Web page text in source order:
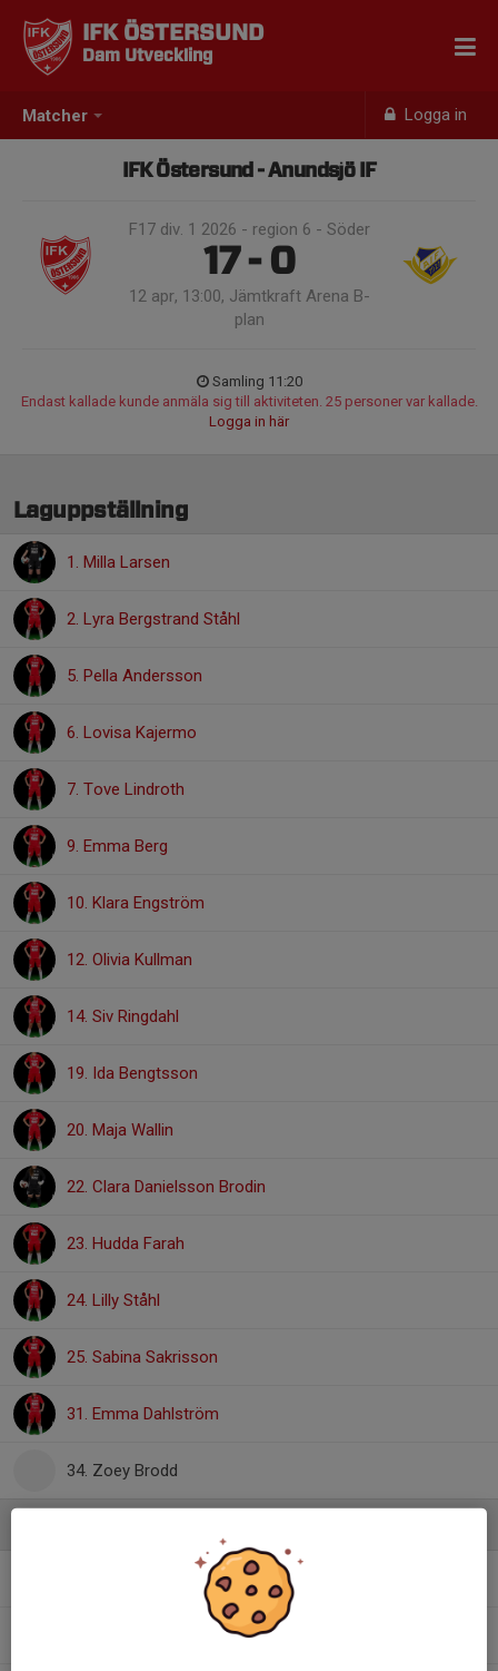
Matcher Logga in
IFK ÖSTERSUND
Dam Utveckling
IFK Östersund - Anundsjö IF
F17 div. 1 2026 - region 6 - Söder
17 - 0
12 apr, 13:00, Jämtkraft Arena B-
plan
Samling 11:20
Endast kallade kunde anmäla sig till aktiviteten. 25 personer var kallade.
Logga in här
Laguppställning
1. Milla Larsen
2. Lyra Bergstrand Ståhl
5. Pella Andersson
6. Lovisa Kajermo
7. Tove Lindroth
9. Emma Berg
10. Klara Engström
12. Olivia Kullman
14. Siv Ringdahl
19. Ida Bengtsson
20. Maja Wallin
22. Clara Danielsson Brodin
23. Hudda Farah
24. Lilly Ståhl
25. Sabina Sakrisson
31. Emma Dahlström
34. Zoey Brodd
Lagledare
Fysioterapeut